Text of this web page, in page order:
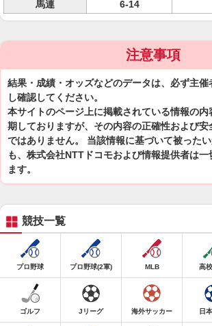
馬連
6-14
注意事項
結果・成績・オッズなどのデータは、必ず主
し確認してください。
本サイトのページ上に掲載されている情報の
期しておりますが、その内容の正確性および
ではありません。 当該情報に基づいて被った
も、株式会社NTTドコモおよび情報提供者は
ます。
競技一覧
プロ野球 プロ野球(2軍) MLB 高
ゴルフ Jリーグ 海外サッカー 日